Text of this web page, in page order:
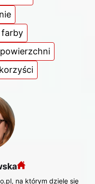
farby
na którym dzielę się